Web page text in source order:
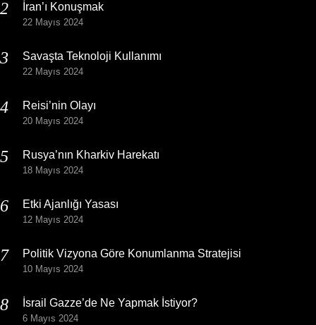
İran’ı Konuşmak
22 Mayıs 2024
Savaşta Teknoloji Kullanımı
22 Mayıs 2024
Reisi’nin Olayı
20 Mayıs 2024
Rusya’nın Kharkiv Harekatı
18 Mayıs 2024
Etki Ajanlığı Yasası
12 Mayıs 2024
Politik Vizyona Göre Konumlanma Stratejisi
10 Mayıs 2024
İsrail Gazze’de Ne Yapmak İstiyor?
6 Mayıs 2024